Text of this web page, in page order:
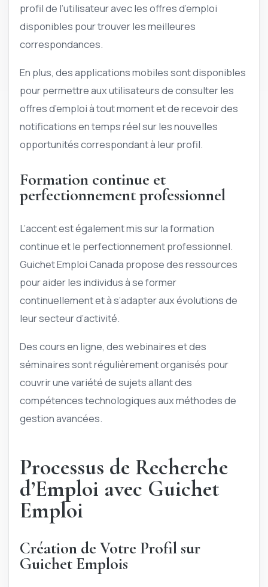
profil de l’utilisateur avec les offres d’emploi
disponibles pour trouver les meilleures
correspondances.
En plus, des applications mobiles sont disponibles
pour permettre aux utilisateurs de consulter les
offres d’emploi à tout moment et de recevoir des
notifications en temps réel sur les nouvelles
opportunités correspondant à leur profil.
Formation continue et
perfectionnement professionnel
L’accent est également mis sur la formation
continue et le perfectionnement professionnel.
Guichet Emploi Canada propose des ressources
pour aider les individus à se former
continuellement et à s’adapter aux évolutions de
leur secteur d’activité.
Des cours en ligne, des webinaires et des
séminaires sont régulièrement organisés pour
couvrir une variété de sujets allant des
compétences technologiques aux méthodes de
gestion avancées.
Processus de Recherche
d’Emploi avec Guichet
Emploi
Création de Votre Profil sur
Guichet Emplois